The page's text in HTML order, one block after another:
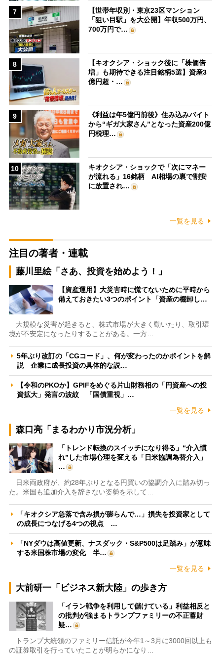
7
【世帯年収別・東京23区マンション
「狙い目駅」を大公開】年収500万円、
700万円で…
8
【キオクシア・ショック後に「株価倍
増」も期待できる注目銘柄5選】資産3
億円超・…
9
《利益は年5億円前後》住み込みバイト
から“ギガ大家さん”となった資産200億
円税理…
10
キオクシア・ショックで「次にマネー
が流れる」16銘柄 AI相場の裏で割安
に放置され…
一覧を見る
注目の著者・連載
藤川里絵「さあ、投資を始めよう！」
【資産運用】大災害時に慌てないために平時から
備えておきたい3つのポイント「資産の棚卸し…
大規模な災害が起きると、株式市場が大きく動いたり、取引環
境が不安定になったりすることがある。一方…
5年ぶり改訂の「CGコード」、何が変わったのかポイントを解
説 企業に成長投資の具体的な説…
【令和のPKOか】GPIFをめぐる片山財務相の「円資産への投
資拡大」発言の波紋 「国債重視」…
一覧を見る
森口亮「まるわかり市況分析」
「トレンド転換のスイッチになり得る」“介入慣
れ”した市場心理を変える「日米協調為替介入」
…
日米両政府が、約28年ぶりとなる円買いの協調介入に踏み切っ
た。米国も追加介入を辞さない姿勢を示して…
「キオクシア急落で含み損が膨らんで…」損失を投資家として
の成長につなげる4つの視点 …
「NYダウは高値更新、ナスダック・S&P500は足踏み」が意味
する米国株市場の変化 半…
一覧を見る
大前研一「ビジネス新大陸」の歩き方
「イラン戦争を利用して儲けている」利益相反と
の批判が強まるトランプファミリーの不正蓄財
疑…
トランプ大統領のファミリー信託が今年1～3月に3000回以上も
の証券取引を行っていたことが明らかになり…